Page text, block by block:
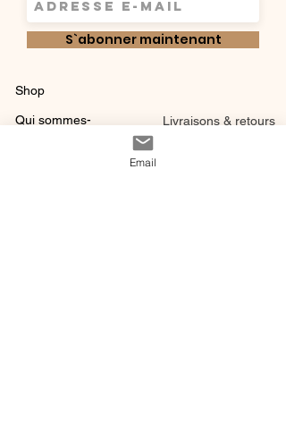
S`abonner maintenant
Shop
Qui sommes-
instagram
Livraisons & retours
Email